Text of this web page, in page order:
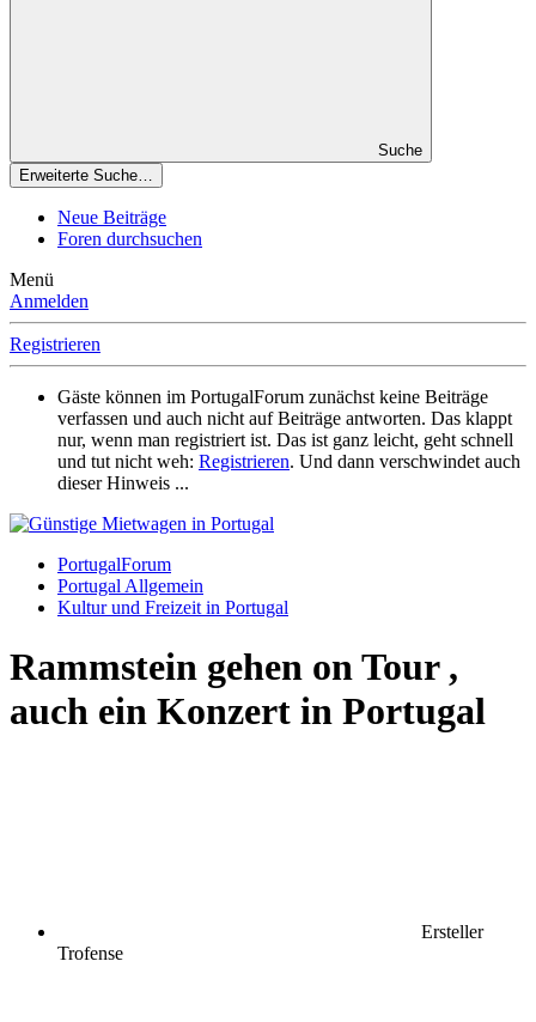
Suche
Erweiterte Suche…
Neue Beiträge
Foren durchsuchen
Menü
Anmelden
Registrieren
Gäste können im PortugalForum zunächst keine Beiträge
verfassen und auch nicht auf Beiträge antworten. Das klappt
nur, wenn man registriert ist. Das ist ganz leicht, geht schnell
und tut nicht weh: Registrieren. Und dann verschwindet auch
dieser Hinweis ...
PortugalForum
Portugal Allgemein
Kultur und Freizeit in Portugal
Rammstein gehen on Tour ,
auch ein Konzert in Portugal
Ersteller
Trofense